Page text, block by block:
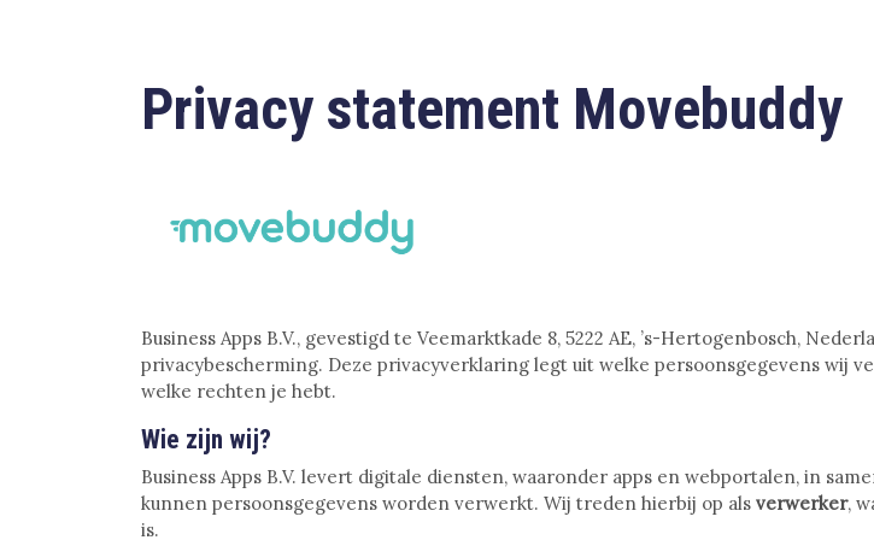
Privacy statement Movebuddy
Business Apps B.V., gevestigd te Veemarktkade 8, 5222 AE, ’s-Hertogenbosch,
privacybescherming. Deze privacyverklaring legt uit welke persoonsgegevens wij
welke rechten je hebt.
Wie zijn wij?
Business Apps B.V. levert digitale diensten, waaronder apps en webportalen, in
kunnen persoonsgegevens worden verwerkt. Wij treden hierbij op als verwerker,
is.